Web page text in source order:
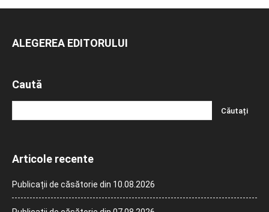
ALEGEREA EDITORULUI
Caută
Articole recente
Publicații de căsătorie din 10.08.2026